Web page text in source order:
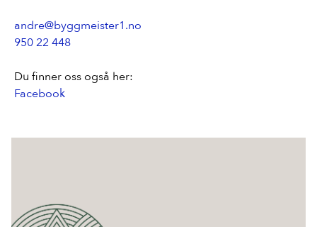
andre@byggmeister1.no
950 22 448
Du finner oss også her:
Facebook